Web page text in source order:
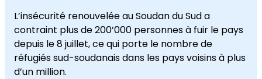
L’insécurité renouvelée au Soudan du Sud a
contraint plus de 200’000 personnes à fuir le pays
depuis le 8 juillet, ce qui porte le nombre de
réfugiés sud-soudanais dans les pays voisins à plus
d’un million.